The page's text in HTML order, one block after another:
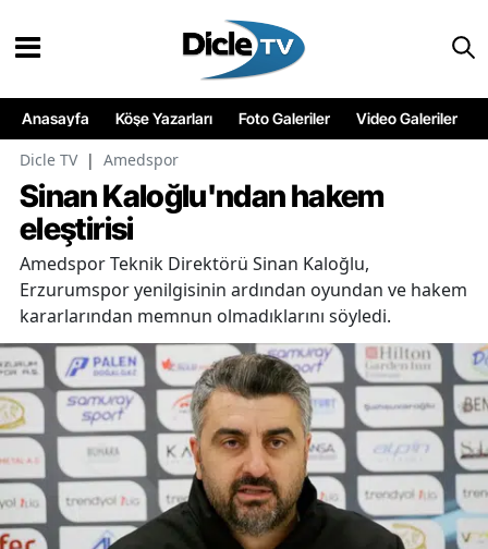
Anasayfa Köşe Yazarları Foto Galeriler Video Galeriler
Dicle TV | Amedspor
Sinan Kaloğlu'ndan hakem
eleştirisi
Amedspor Teknik Direktörü Sinan Kaloğlu,
Erzurumspor yenilgisinin ardından oyundan ve hakem
kararlarından memnun olmadıklarını söyledi.